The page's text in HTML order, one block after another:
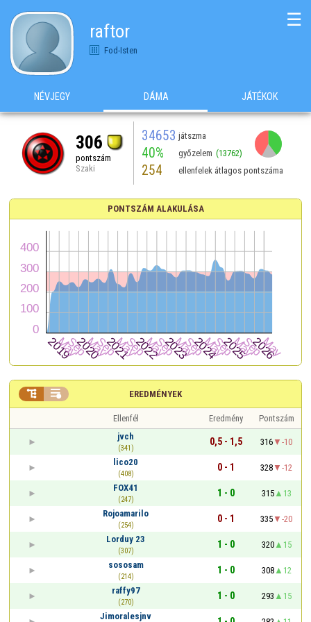
raftor
Fod-Isten
☰
NÉVJEGY DÁMA JÁTÉKOK
306
pontszám
Szaki
34653 játszma
40% győzelem (13762)
254 ellenfelek átlagos pontszáma
PONTSZÁM ALAKULÁSA
EREDMÉNYEK
 
Ellenfél Eredmény
Pontszám
jvch
(341)
0,5 - 1,5 316
-10
lico20
(408)
0 - 1 328
-12
FOX41
(247)
1 - 0 315
13
Rojoamarilo
(254)
0 - 1 335
-20
Lorduy 23
(307)
1 - 0 320
15
sososam
(214)
1 - 0 308
12
raffy97
(270)
1 - 0 293
15
Jimoralesjnv